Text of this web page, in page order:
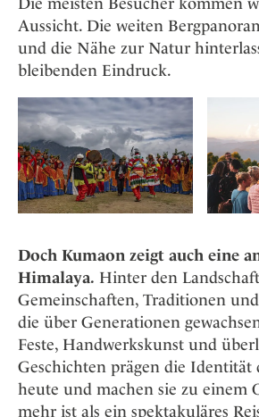
Aussicht. Die weiten
und die Nähe zur Natur
bleibenden Eindruck.
Doch Kumaon zeigt auch eine
Himalaya. Hinter den
Gemeinschaften, Traditionen
die über Generationen
Feste, Handwerkskunst und
Geschichten prägen die Identität
heute und machen sie zu einem
mehr ist als ein spektakuläres